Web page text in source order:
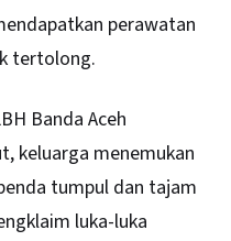
perawatan
tertolong.
Banda Aceh
keluarga menemukan
tumpul dan tajam
luka-luka